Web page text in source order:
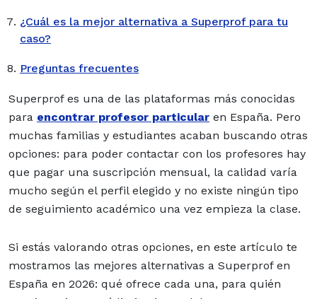
¿Cuál es la mejor alternativa a Superprof para tu
caso?
Preguntas frecuentes
Superprof es una de las plataformas más conocidas
para encontrar profesor particular en España. Pero
muchas familias y estudiantes acaban buscando otras
opciones: para poder contactar con los profesores hay
que pagar una suscripción mensual, la calidad varía
mucho según el perfil elegido y no existe ningún tipo
de seguimiento académico una vez empieza la clase.
Si estás valorando otras opciones, en este artículo te
mostramos las mejores alternativas a Superprof en
España en 2026: qué ofrece cada una, para quién